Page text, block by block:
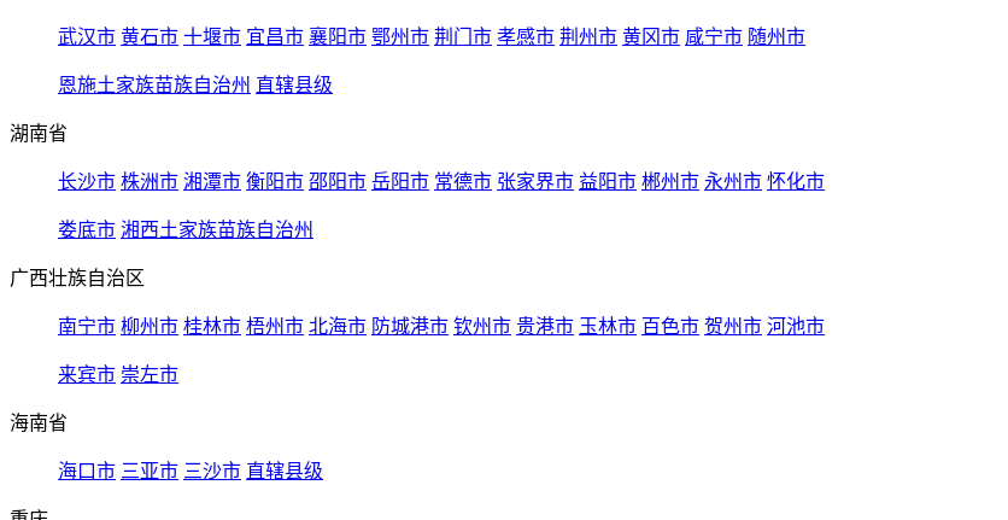
武汉市 黄石市 十堰市 宜昌市 襄阳市 鄂州市 荆门市 孝感市 荆州市 黄冈市 咸宁市 随州市
恩施土家族苗族自治州 直辖县级
湖南省
长沙市 株洲市 湘潭市 衡阳市 邵阳市 岳阳市 常德市 张家界市 益阳市 郴州市 永州市 怀化市
娄底市 湘西土家族苗族自治州
广西壮族自治区
南宁市 柳州市 桂林市 梧州市 北海市 防城港市 钦州市 贵港市 玉林市 百色市 贺州市 河池市
来宾市 崇左市
海南省
海口市 三亚市 三沙市 直辖县级